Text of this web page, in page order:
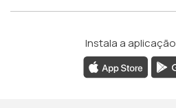
Instala a aplicação